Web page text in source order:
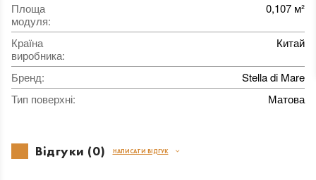
Площа
модуля:
0,107 м²
Країна
виробника:
Китай
Бренд:
Stella di Mare
Тип поверхні: Матова
Відгуки (0) НАПИСАТИ ВІДГУК